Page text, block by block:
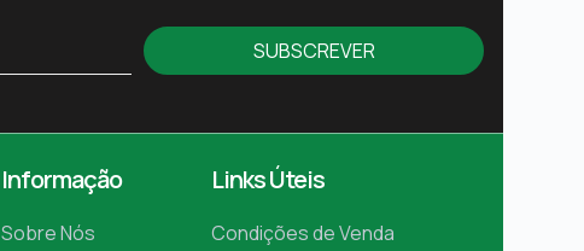
SUBSCREVER
Informação
Sobre Nós
Links Úteis
Condições de Venda